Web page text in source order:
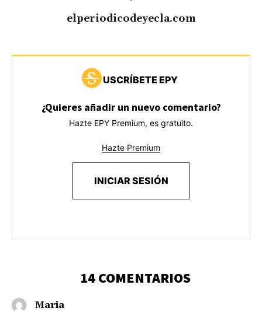
elperiodicodeyecla.com
USCRÍBETE EPY
¿Quieres añadir un nuevo comentario?
Hazte EPY Premium, es gratuito.
Hazte Premium
INICIAR SESIÓN
14 COMENTARIOS
Maria